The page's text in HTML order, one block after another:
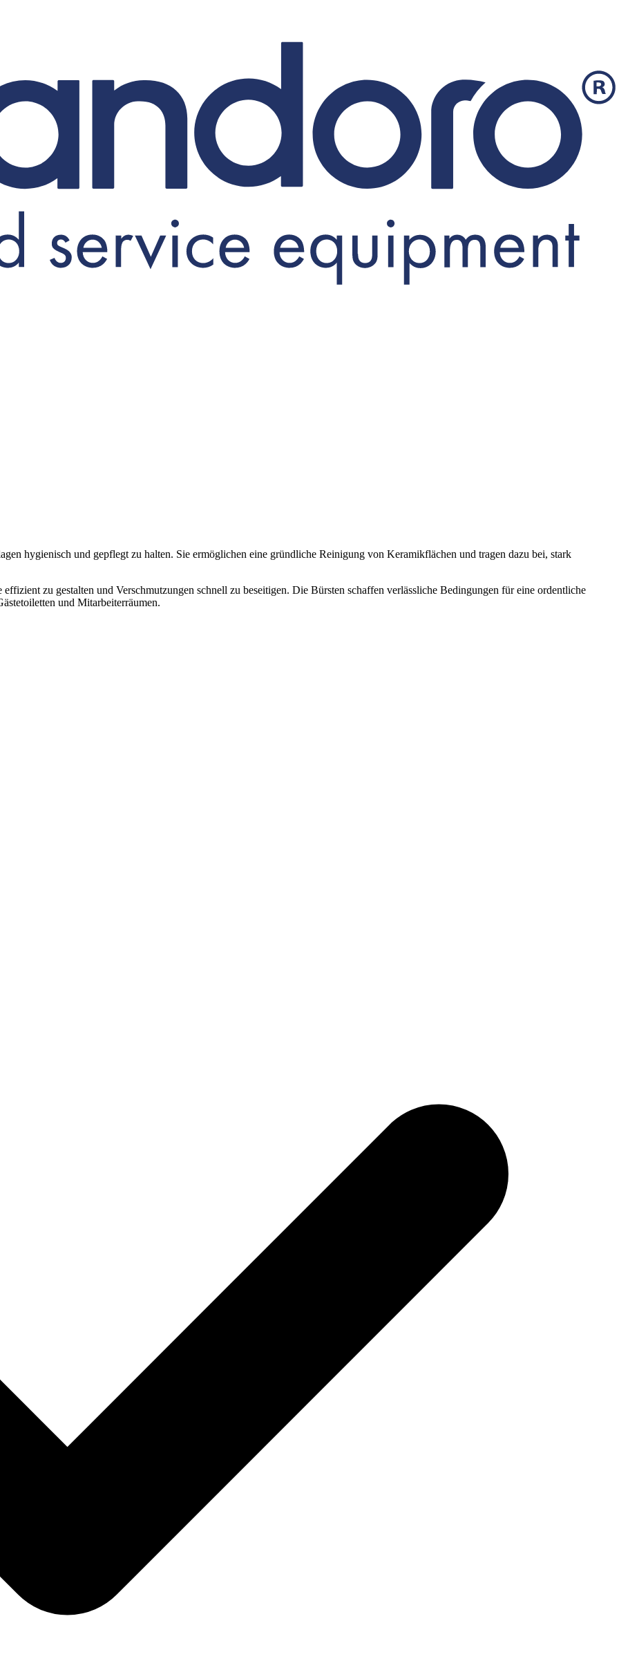
hygienisch und gepflegt zu halten. Sie ermöglichen eine gründliche Reinigung von Keramikflächen und tragen dazu bei, stark
zu gestalten und Verschmutzungen schnell zu beseitigen. Die Bürsten schaffen verlässliche Bedingungen für eine ordentliche
und Mitarbeiterräumen.